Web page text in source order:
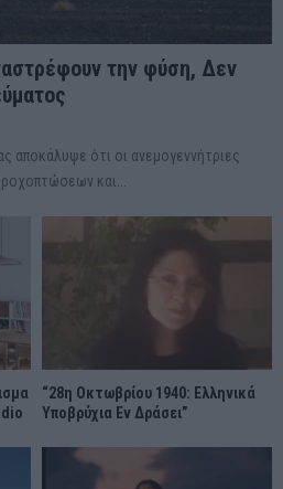
την φύση, Δεν
αποκάλυψε ότι οι ανεμογεννήτριες
και...
“28η Οκτωβρίου 1940: Ελληνικά
Υποβρύχια Εν Δράσει”